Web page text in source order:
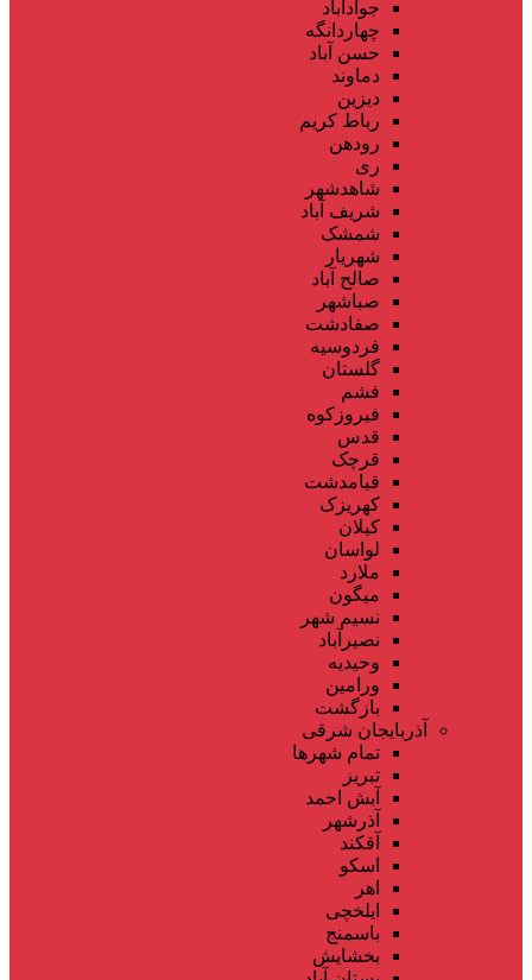
جوادآباد
چهاردانگه
حسن آباد
دماوند
دیزین
رباط کریم
رودهن
ری
شاهدشهر
شریف آباد
شمشک
شهریار
صالح آباد
صباشهر
صفادشت
فردوسیه
گلستان
فشم
فیروزکوه
قدس
قرچک
قیامدشت
کهریزک
کیلان
لواسان
ملارد
میگون
نسیم شهر
نصیرآباد
وحیدیه
ورامین
بازگشت
آذربایجان شرقی
تمام شهر‌ها
تبریز
آبش احمد
آذرشهر
آقکند
اسکو
اهر
ایلخچی
باسمنج
بخشایش